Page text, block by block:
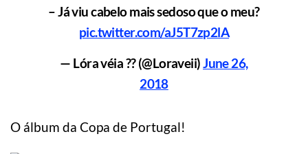
– Já viu cabelo mais sedoso que o meu?
pic.twitter.com/aJ5T7zp2lA
— Lóra véia ?? (@Loraveii)June 26,
2018
O álbum da Copa de Portugal!